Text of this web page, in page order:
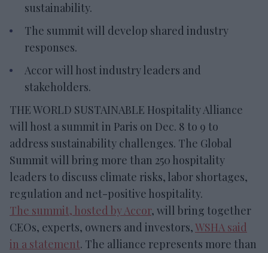
sustainability.
The summit will develop shared industry
responses.
Accor will host industry leaders and
stakeholders.
THE WORLD SUSTAINABLE Hospitality Alliance
will host a summit in Paris on Dec. 8 to 9 to
address sustainability challenges. The Global
Summit will bring more than 250 hospitality
leaders to discuss climate risks, labor shortages,
regulation and net-positive hospitality.
The summit, hosted by Accor, will bring together
CEOs, experts, owners and investors,WSHA said
in a statement. The alliance represents more than